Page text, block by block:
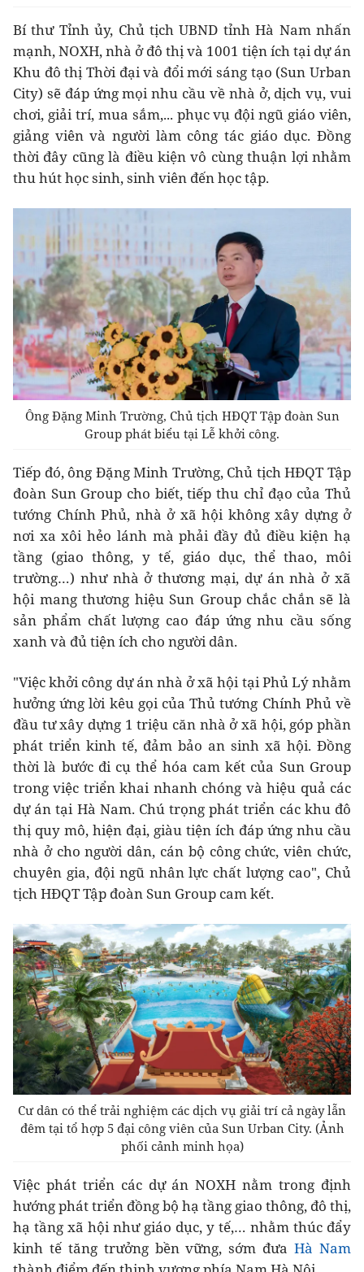
Bí thư Tỉnh ủy, Chủ tịch UBND tỉnh Hà Nam nhấn
mạnh, NOXH, nhà ở đô thị và 1001 tiện ích tại dự án
Khu đô thị Thời đại và đổi mới sáng tạo (Sun Urban
City) sẽ đáp ứng mọi nhu cầu về nhà ở, dịch vụ, vui
chơi, giải trí, mua sắm,... phục vụ đội ngũ giáo viên,
giảng viên và người làm công tác giáo dục. Đồng
thời đây cũng là điều kiện vô cùng thuận lợi nhằm
thu hút học sinh, sinh viên đến học tập.
Ông Đặng Minh Trường, Chủ tịch HĐQT Tập đoàn Sun
Group phát biểu tại Lễ khởi công.
Tiếp đó, ông Đặng Minh Trường, Chủ tịch HĐQT Tập
đoàn Sun Group cho biết, tiếp thu chỉ đạo của Thủ
tướng Chính Phủ, nhà ở xã hội không xây dựng ở
nơi xa xôi hẻo lánh mà phải đầy đủ điều kiện hạ
tầng (giao thông, y tế, giáo dục, thể thao, môi
trường…) như nhà ở thương mại, dự án nhà ở xã
hội mang thương hiệu Sun Group chắc chắn sẽ là
sản phẩm chất lượng cao đáp ứng nhu cầu sống
xanh và đủ tiện ích cho người dân.
"Việc khởi công dự án nhà ở xã hội tại Phủ Lý nhằm
hưởng ứng lời kêu gọi của Thủ tướng Chính Phủ về
đầu tư xây dựng 1 triệu căn nhà ở xã hội, góp phần
phát triển kinh tế, đảm bảo an sinh xã hội. Đồng
thời là bước đi cụ thể hóa cam kết của Sun Group
trong việc triển khai nhanh chóng và hiệu quả các
dự án tại Hà Nam. Chú trọng phát triển các khu đô
thị quy mô, hiện đại, giàu tiện ích đáp ứng nhu cầu
nhà ở cho người dân, cán bộ công chức, viên chức,
chuyên gia, đội ngũ nhân lực chất lượng cao", Chủ
tịch HĐQT Tập đoàn Sun Group cam kết.
Cư dân có thể trải nghiệm các dịch vụ giải trí cả ngày lẫn
đêm tại tổ hợp 5 đại công viên của Sun Urban City. (Ảnh
phối cảnh minh họa)
Việc phát triển các dự án NOXH nằm trong định
hướng phát triển đồng bộ hạ tầng giao thông, đô thị,
hạ tầng xã hội như giáo dục, y tế,… nhằm thúc đẩy
kinh tế tăng trưởng bền vững, sớm đưaHà Nam